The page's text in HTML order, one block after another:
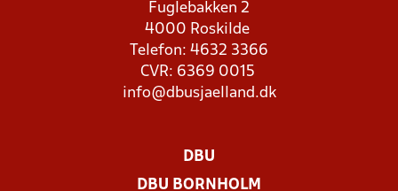
Fuglebakken 2
4000 Roskilde
Telefon: 4632 3366
CVR: 6369 0015
info@dbusjaelland.dk
DBU
DBU BORNHOLM